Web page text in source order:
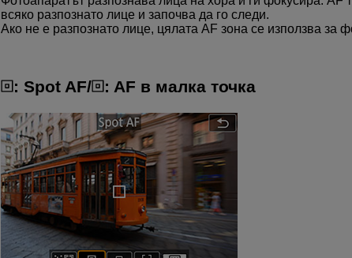
всяко разпознато лице и започва да го следи.
Ако не е разпознато лице, цялата AF зона се използва за
: Spot AF/ : AF в малка точка